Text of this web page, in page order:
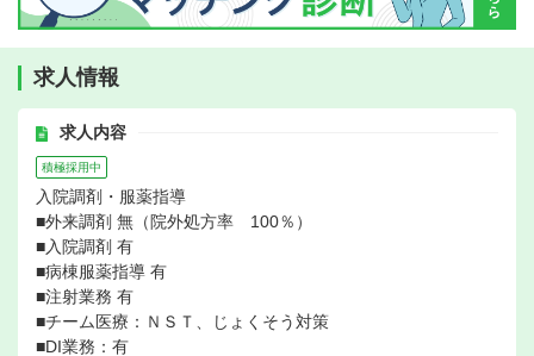
求人情報
求人内容
積極採用中
入院調剤・服薬指導
■外来調剤 無（院外処方率 100％）
■入院調剤 有
■病棟服薬指導 有
■注射業務 有
■チーム医療：ＮＳＴ、じょくそう対策
■DI業務：有